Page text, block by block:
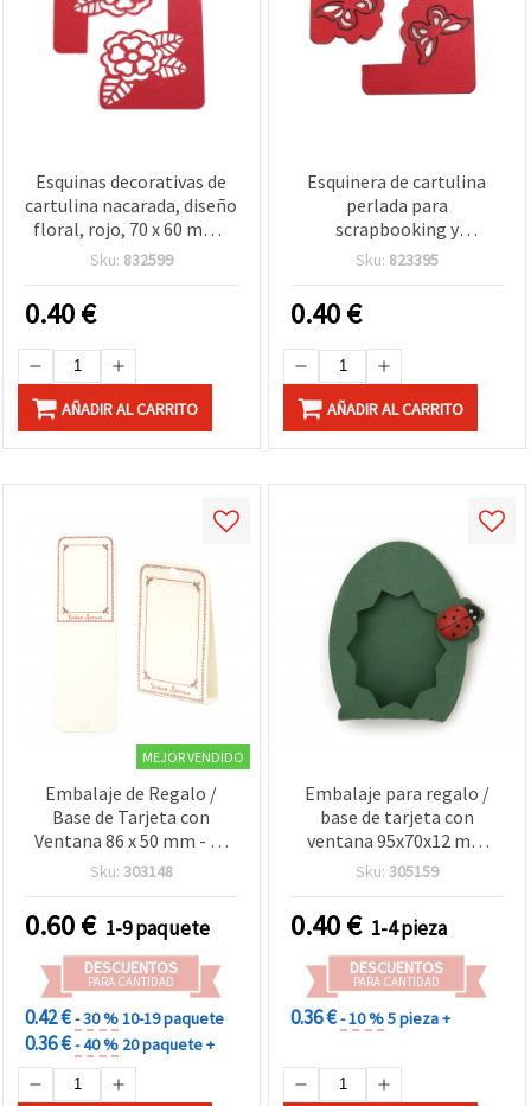
Esquinas decorativas de
cartulina nacarada, diseño
floral, rojo, 70 x 60 mm -
pack de 4
Sku: 832599
0.40€
AÑADIR AL CARRITO
Esquinera de cartulina
perlada para
scrapbooking y
manualidades, forma de
rojo - 4 uds
Sku: 823395
0.40€
AÑADIR AL CARRITO
MEJOR VENDIDO
Embalaje de Regalo /
Base de Tarjeta con
Ventana 86 x 50 mm - 20
uds, para manualidades y
Sku: 303148
0.60€ 1-9 paquete
DESCUENTOS
PARA CANTIDAD
0.42 €- 30 %10-19 paquete
0.36 €- 40 % 20 paquete +
Embalaje para regalo /
base de tarjeta con
ventana 95x70x12 mm
verde hierba nacarado
Sku: 305159
0.40€ 1-4 pieza
DESCUENTOS
PARA CANTIDAD
0.36 €- 10 %5 pieza +